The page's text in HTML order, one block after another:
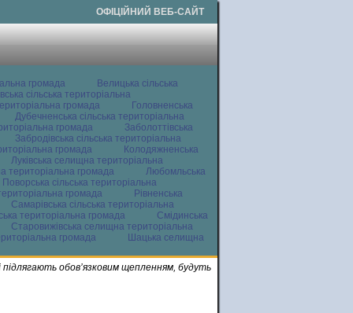
ОФІЦІЙНИЙ ВЕБ-САЙТ
громада
Велицька сільська
сільська територіальна
громада
Головненська
Дубечненська сільська територіальна
громада
Заболоттівська
Забродівська сільська територіальна
громада
Колодяжненська
Луківська селищна територіальна
територіальна громада
Любомльська
Поворська сільська територіальна
громада
Рівненська
Самарівська сільська територіальна
територіальна громада
Смідинська
Старовижівська селищна територіальна
громада
Шацька селищна
обов’язковим щепленням, будуть